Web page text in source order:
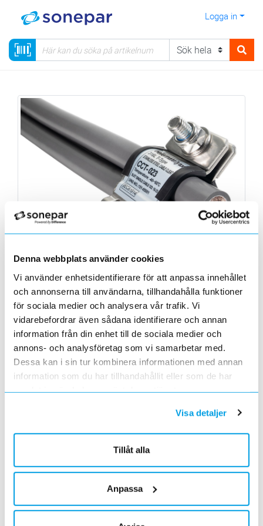
Denna webbplats använder cookies
Vi använder enhetsidentifierare för att anpassa innehållet
och annonserna till användarna, tillhandahålla funktioner
för sociala medier och analysera vår trafik. Vi
vidarebefordrar även sådana identifierare och annan
information från din enhet till de sociala medier och
annons- och analysföretag som vi samarbetar med.
Dessa kan i sin tur kombinera informationen med annan
information som du har tillhandahållit eller som de har
samlat in när du har använt deras tjänster.
Visa detaljer
Tillåt alla
Anpassa
Logga in
Kabelklämma Cable cleats
Kabelklämma Trefoil - Skyddar människor
och utrustning
Kabelklämmorna är utformade för att stödja och hålla
fast dina kablar i ditt kabelrännesystem i alla
förhållanden. Ännu viktigare är att de förhindrar skador
Kabelklämmor är en av de första försvarslinjerna som
Se alla kabelklämmor Cable Cleats från Hellermann
Tyton >>
Läs mer om produkten